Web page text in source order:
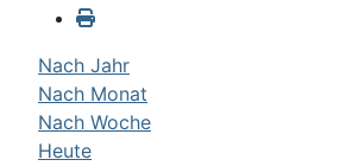
Nach Jahr
Nach Monat
Nach Woche
Heute